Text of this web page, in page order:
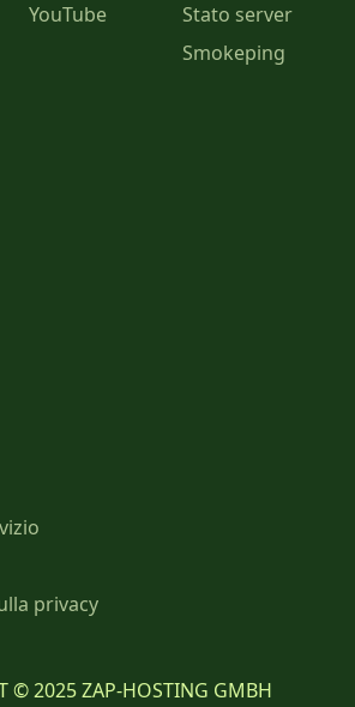
YouTube
Stato server
Smokeping
privacy
© 2025 ZAP-HOSTING GMBH